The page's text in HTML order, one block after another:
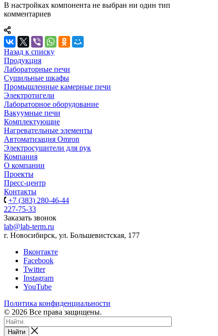
В настройках компонента не выбран ни один тип
комментариев
Назад к списку
Продукция
Лабораторные печи
Сушильные шкафы
Промышленные камерные печи
Электротигели
Лабораторное оборудование
Вакуумные печи
Комплектующие
Нагревательные элементы
Автоматизация Omron
Электросушители для рук
Компания
О компании
Проекты
Пресс-центр
Контакты
+7 (383) 280-46-44
227-75-33
Заказать звонок
lab@lab-term.ru
г. Новосибирск, ул. Большевистская, 177
Вконтакте
Facebook
Twitter
Instagram
YouTube
Политика конфиденциальности
© 2026 Все права защищены.
Найти